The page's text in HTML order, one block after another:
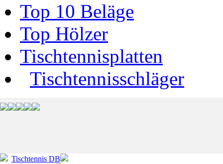
Top 10 Beläge
Top Hölzer
Tischtennisplatten
Tischtennisschläger
Tischtennis DB